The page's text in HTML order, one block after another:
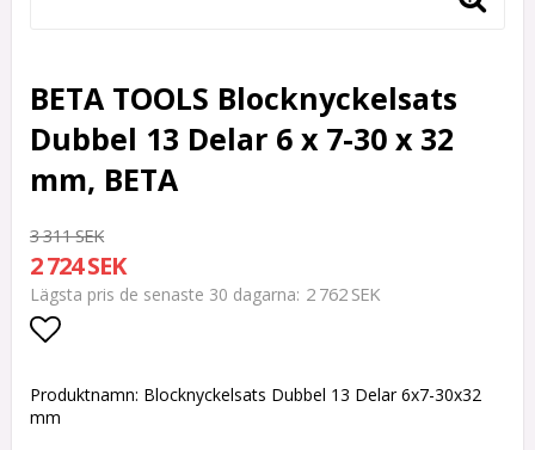
BETA TOOLS Blocknyckelsats
Dubbel 13 Delar 6 x 7-30 x 32
mm, BETA
3 311 SEK
2 724 SEK
Lägsta pris de senaste 30 dagarna 2 762 SEK
Produktnamn: Blocknyckelsats Dubbel 13 Delar 6x7-30x32
mm